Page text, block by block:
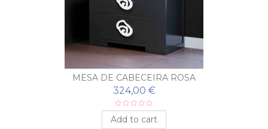
MESA DE CABECEIRA ROSA
324,00 €
Add to cart